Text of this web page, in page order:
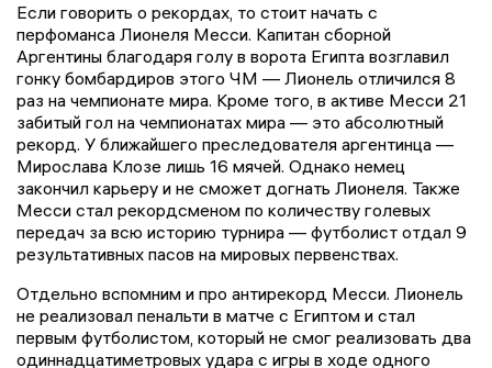
Если говорить о рекордах, то стоит начать с
перфоманса Лионеля Месси. Капитан сборной
Аргентины благодаря голу в ворота Египта возглавил
гонку бомбардиров этого ЧМ — Лионель отличился 8
раз на чемпионате мира. Кроме того, в активе Месси 21
забитый гол на чемпионатах мира — это абсолютный
рекорд. У ближайшего преследователя аргентинца —
Мирослава Клозе лишь 16 мячей. Однако немец
закончил карьеру и не сможет догнать Лионеля. Также
Месси стал рекордсменом по количеству голевых
передач за всю историю турнира — футболист отдал 9
результативных пасов на мировых первенствах.
Отдельно вспомним и про антирекорд Месси. Лионель
не реализовал пенальти в матче с Египтом и стал
первым футболистом, который не смог реализовать два
одиннадцатиметровых удара с игры в ходе одного